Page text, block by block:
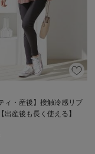
ィ・産後】接触冷感リブ
出産後も長く使える】